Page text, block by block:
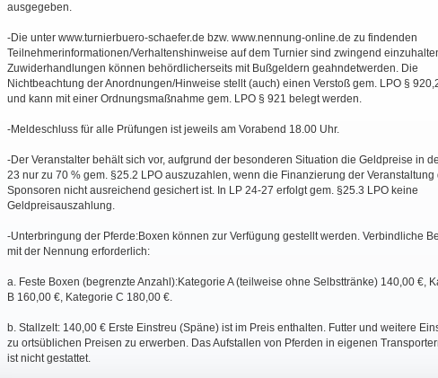
ausgegeben.
-Die unter www.turnierbuero-schaefer.de bzw. www.nennung-online.de zu findenden
Teilnehmerinformationen/Verhaltenshinweise auf dem Turnier sind zwingend
Zuwiderhandlungen können behördlicherseits mit Bußgeldern geahndetwerden. Die
Nichtbeachtung der Anordnungen/Hinweise stellt (auch) einen Verstoß gem. LPO §
und kann mit einer Ordnungsmaßnahme gem. LPO § 921 belegt werden.
-Meldeschluss für alle Prüfungen ist jeweils am Vorabend 18.00 Uhr.
-Der Veranstalter behält sich vor, aufgrund der besonderen Situation die Geldpreise in
23 nur zu 70 % gem. §25.2 LPO auszuzahlen, wenn die Finanzierung der Veranstaltung
Sponsoren nicht ausreichend gesichert ist. In LP 24-27 erfolgt gem. §25.3 LPO keine
Geldpreisauszahlung.
-Unterbringung der Pferde:Boxen können zur Verfügung gestellt werden. Verbindliche
mit der Nennung erforderlich:
a. Feste Boxen (begrenzte Anzahl):Kategorie A (teilweise ohne Selbsttränke) 140,00 €,
B 160,00 €, Kategorie C 180,00 €.
b. Stallzelt: 140,00 € Erste Einstreu (Späne) ist im Preis enthalten. Futter und weitere
zu ortsüblichen Preisen zu erwerben. Das Aufstallen von Pferden in eigenen
ist nicht gestattet.